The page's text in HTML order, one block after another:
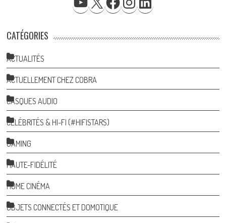
CATÉGORIES
ACTUALITÉS
ACTUELLEMENT CHEZ COBRA
CASQUES AUDIO
CÉLÉBRITÉS & HI-FI (#HIFISTARS)
GAMING
HAUTE-FIDÉLITÉ
HOME CINÉMA
OBJETS CONNECTÉS ET DOMOTIQUE